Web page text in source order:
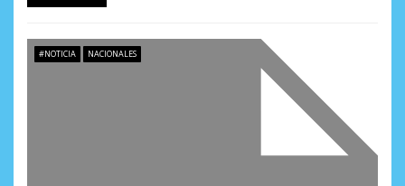
#NOTICIA NACIONALES